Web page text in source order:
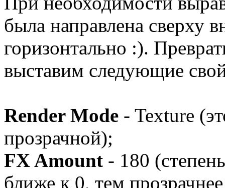
была направлена сверху
горизонтально :).
выставим следующие
Render Mode - Texture
прозрачной);
FX Amount - 180
ближе к 0, тем